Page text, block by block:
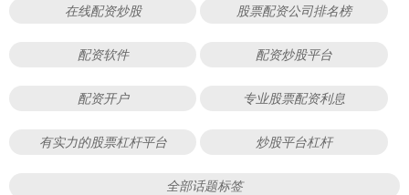
在线配资炒股 股票配资公司排名榜
配资软件 配资炒股平台
配资开户 专业股票配资利息
有实力的股票杠杆平台 炒股平台杠杆
全部话题标签